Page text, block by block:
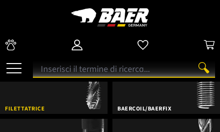
FILETTATRICE BAERCOIL/BAERFIX